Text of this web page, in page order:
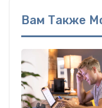
Вам Также